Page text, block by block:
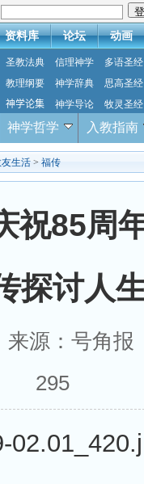
资料库 论坛 动画
圣教法典 信理神学
多语圣经
教理纲要 神学辞典
思高圣经
神学论集 神学导论 牧灵圣经
神学哲学 入教指南
生活 > 福传
祝85周
探讨人
来源：号角
295